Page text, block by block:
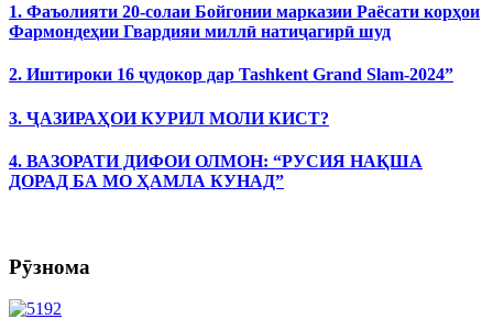
1. Фаъолияти 20-солаи Бойгонии марказии Раёсати корҳои
Фармондеҳии Гвардияи миллӣ натиҷагирӣ шуд
2. Иштироки 16 ҷудокор дар Tashkent Grand Slam-2024”
3. ҶАЗИРАҲОИ КУРИЛ МОЛИ КИСТ?
4. ВАЗОРАТИ ДИФОИ ОЛМОН: “РУСИЯ НАҚША
ДОРАД БА МО ҲАМЛА КУНАД”
Рӯзнома